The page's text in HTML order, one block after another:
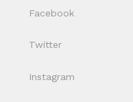
Facebook
Twitter
Instagram